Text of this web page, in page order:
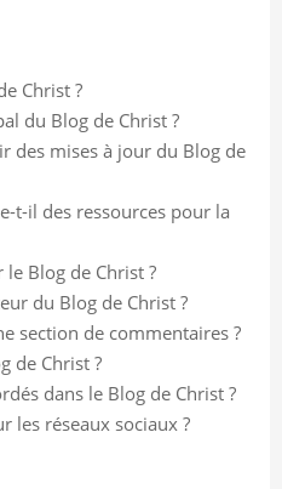
Christ ?
du Blog de Christ ?
des mises à jour du Blog de
t-il des ressources pour la
Blog de Christ ?
du Blog de Christ ?
section de commentaires ?
de Christ ?
dans le Blog de Christ ?
les réseaux sociaux ?